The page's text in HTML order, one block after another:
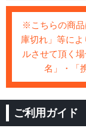
※こちらの商品
庫切れ」等に
ルさせて頂く
名」・「
ご利用ガイド